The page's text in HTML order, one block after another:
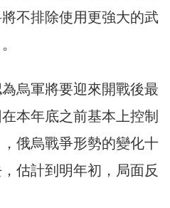
不排除使用更強大的武
烏軍將要迎來開戰後最
本年底之前基本上控制
俄烏戰爭形勢的變化十
估計到明年初，局面反